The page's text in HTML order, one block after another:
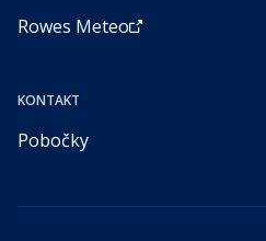
Rowes Meteo
KONTAKT
Pobočky